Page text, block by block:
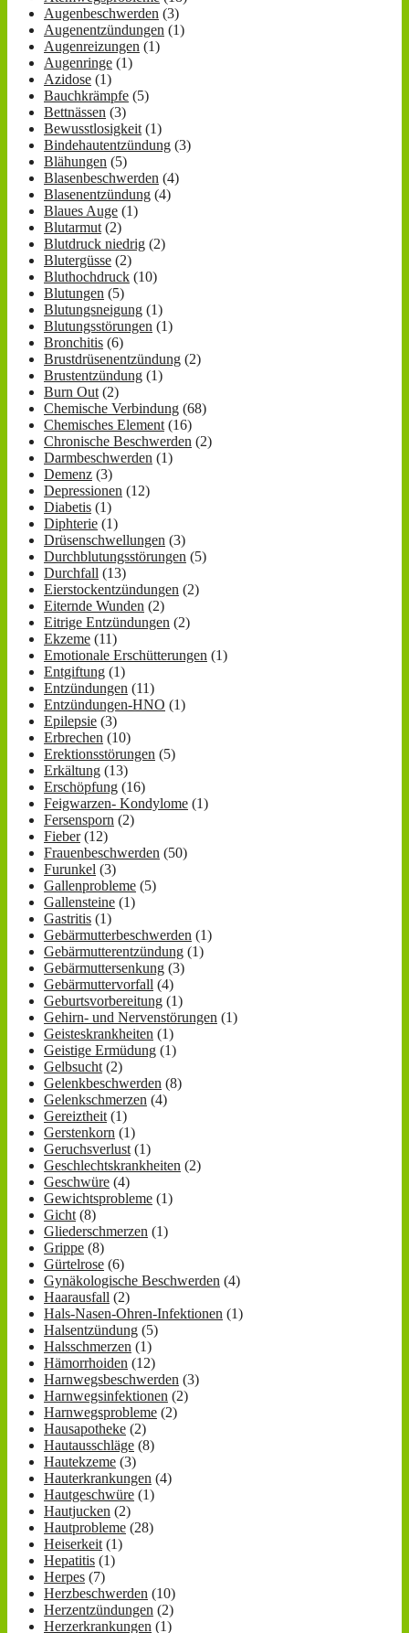
Augenbeschwerden (3)
Augenentzündungen (1)
Augenreizungen (1)
Augenringe (1)
Azidose (1)
Bauchkrämpfe (5)
Bettnässen (3)
Bewusstlosigkeit (1)
Bindehautentzündung (3)
Blähungen (5)
Blasenbeschwerden (4)
Blasenentzündung (4)
Blaues Auge (1)
Blutarmut (2)
Blutdruck niedrig (2)
Blutergüsse (2)
Bluthochdruck (10)
Blutungen (5)
Blutungsneigung (1)
Blutungsstörungen (1)
Bronchitis (6)
Brustdrüsenentzündung (2)
Brustentzündung (1)
Burn Out (2)
Chemische Verbindung (68)
Chemisches Element (16)
Chronische Beschwerden (2)
Darmbeschwerden (1)
Demenz (3)
Depressionen (12)
Diabetis (1)
Diphterie (1)
Drüsenschwellungen (3)
Durchblutungsstörungen (5)
Durchfall (13)
Eierstockentzündungen (2)
Eiternde Wunden (2)
Eitrige Entzündungen (2)
Ekzeme (11)
Emotionale Erschütterungen (1)
Entgiftung (1)
Entzündungen (11)
Entzündungen-HNO (1)
Epilepsie (3)
Erbrechen (10)
Erektionsstörungen (5)
Erkältung (13)
Erschöpfung (16)
Feigwarzen- Kondylome (1)
Fersensporn (2)
Fieber(12)
Frauenbeschwerden (50)
Furunkel (3)
Gallenprobleme (5)
Gallensteine (1)
Gastritis (1)
Gebärmutterbeschwerden (1)
Gebärmutterentzündung (1)
Gebärmuttersenkung (3)
Gebärmuttervorfall (4)
Geburtsvorbereitung (1)
Gehirn- und Nervenstörungen (1)
Geisteskrankheiten (1)
Geistige Ermüdung (1)
Gelbsucht (2)
Gelenkbeschwerden (8)
Gelenkschmerzen (4)
Gereiztheit (1)
Gerstenkorn (1)
Geruchsverlust (1)
Geschlechtskrankheiten (2)
Geschwüre (4)
Gewichtsprobleme (1)
Gicht (8)
Gliederschmerzen (1)
Grippe (8)
Gürtelrose (6)
Gynäkologische Beschwerden (4)
Haarausfall (2)
Hals-Nasen-Ohren-Infektionen (1)
Halsentzündung (5)
Halsschmerzen (1)
Hämorrhoiden (12)
Harnwegsbeschwerden (3)
Harnwegsinfektionen (2)
Harnwegsprobleme (2)
Hausapotheke (2)
Hautausschläge (8)
Hautekzeme (3)
Hauterkrankungen (4)
Hautgeschwüre (1)
Hautjucken (2)
Hautprobleme (28)
Heiserkeit (1)
Hepatitis (1)
Herpes (7)
Herzbeschwerden (10)
Herzentzündungen (2)
Herzerkrankungen (1)